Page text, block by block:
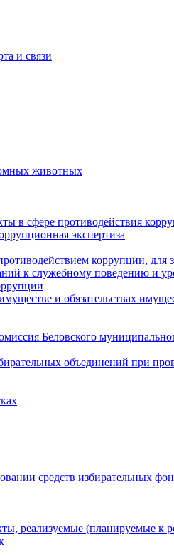
и связи
животных
в сфере противодействия
экспертиза
коррупции, для
к служебному поведению и
и обязательствах
Беловского
объединений при
средств избирательных
реализуемые (планируемые к